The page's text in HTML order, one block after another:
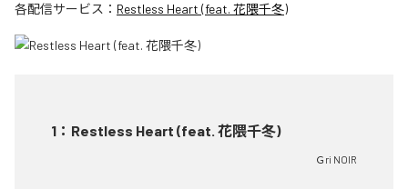
各配信サービス： Restless Heart (feat. 花隈千冬)
1 ： Restless Heart (feat. 花隈千冬)
Ｇri NOIR